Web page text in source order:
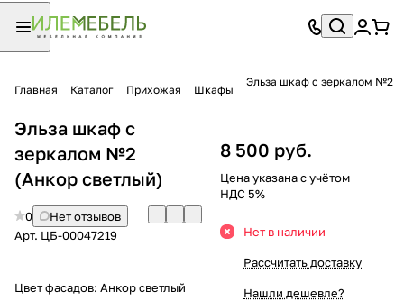
Главная Каталог Прихожая Шкафы
Эльза шкаф с зеркалом №2
Эльза шкаф с
зеркалом №2
(Анкор светлый)
0
Нет отзывов
Арт. ЦБ-00047219
Цвет фасадов: Анкор светлый
8 500 руб.
Цена указана с учётом
НДС 5%
Нет в наличии
Рассчитать доставку
Нашли дешевле?